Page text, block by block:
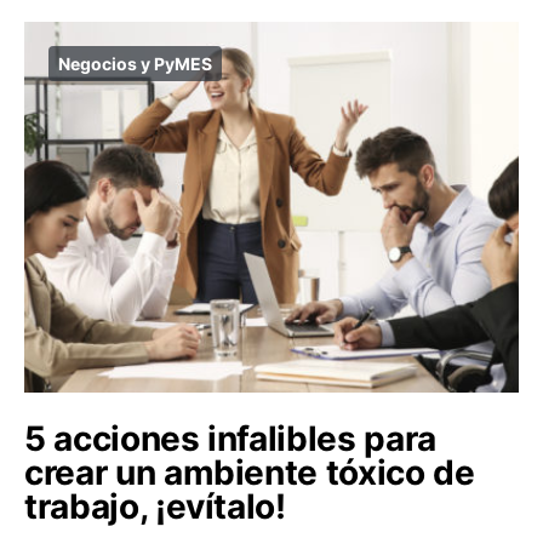
Negocios y PyMES
5 acciones infalibles para
crear un ambiente tóxico de
trabajo, ¡evítalo!